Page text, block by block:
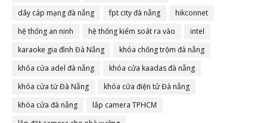
dây cáp mạng đà nẵng
fpt city đà nẵng
hikconnet
hệ thống an ninh
hệ thống kiểm soát ra vào
intel
karaoke gia đình Đà Nẵng
khóa chống trộm đà nẵng
khóa cửa adel đà nẵng
khóa cửa kaadas đà nẵng
khóa cửa từ Đà Nẵng
khóa cửa điện tử Đà nẵng
khóa cửa đà nẵng
lắp camera TPHCM